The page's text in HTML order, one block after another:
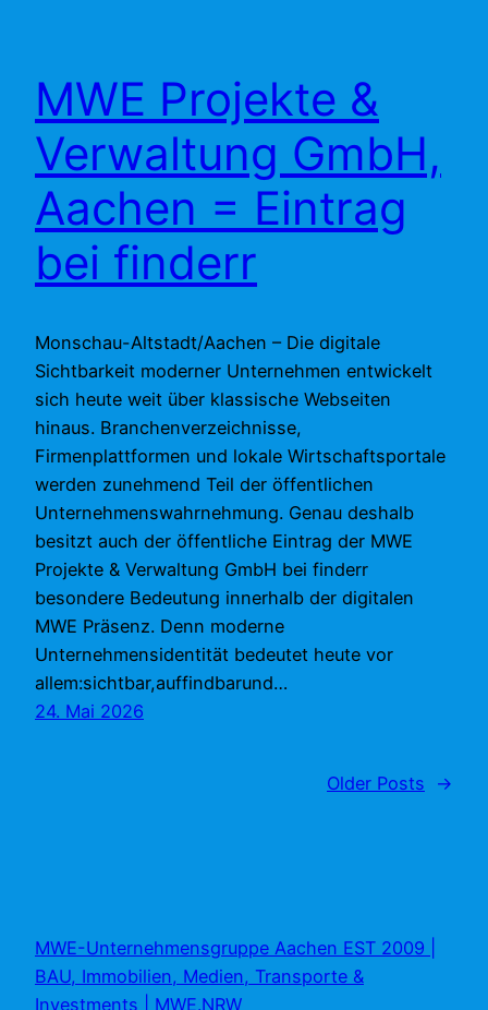
MWE Projekte &
Verwaltung GmbH,
Aachen = Eintrag
bei finderr
Monschau-Altstadt/Aachen – Die digitale
Sichtbarkeit moderner Unternehmen entwickelt
sich heute weit über klassische Webseiten
hinaus. Branchenverzeichnisse,
Firmenplattformen und lokale Wirtschaftsportale
werden zunehmend Teil der öffentlichen
Unternehmenswahrnehmung. Genau deshalb
besitzt auch der öffentliche Eintrag der MWE
Projekte & Verwaltung GmbH bei finderr
besondere Bedeutung innerhalb der digitalen
MWE Präsenz. Denn moderne
Unternehmensidentität bedeutet heute vor
allem:sichtbar,auffindbarund…
24. Mai 2026
Older Posts →
MWE-Unternehmensgruppe Aachen EST 2009 |
BAU, Immobilien, Medien, Transporte &
Investments | MWE.NRW